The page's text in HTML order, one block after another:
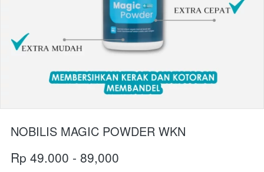
NOBILIS MAGIC POWDER WKN
Rp 49.000 - 89,000